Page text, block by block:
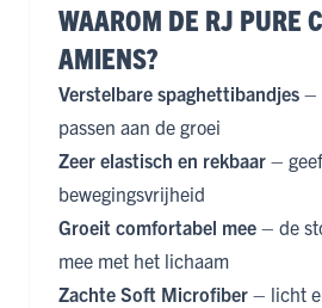
WAAROM DE RJ PURE
AMIENS?
Verstelbare spaghettibandjes –
passen aan de groei
Zeer elastisch en rekbaar –
bewegingsvrijheid
Groeit comfortabel mee – de
mee met het lichaam
Zachte Soft Microfiber – licht